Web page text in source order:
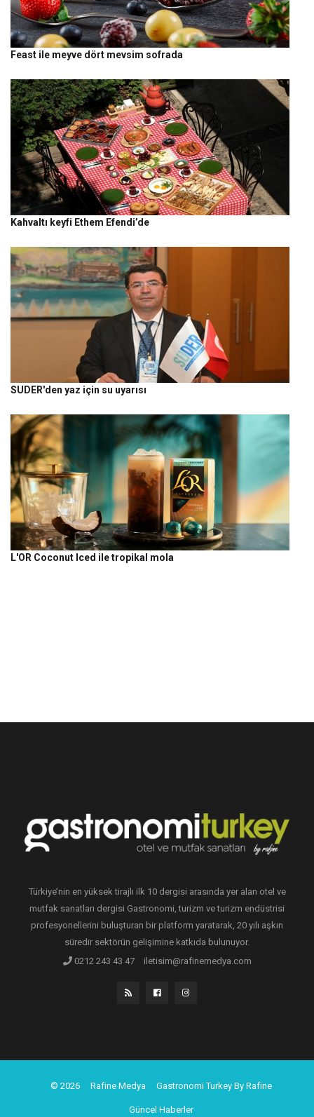
Feast ile meyve dört mevsim sofrada
Kahvaltı keyfi Ethem Efendi’de
SUDER'den yaz için su uyarısı
L'OR Coconut Iced ile tropikal mola
Türkiye’nin en yüksek tirajlı ilk 10 dergisi arasında yer alan otel ve
mutfak sanatları dergisi Gastronomi, turizm ve turizm endüstrisi
profesyonellerini buluşturan bir platform yaratarak, 20 yılı aşkın
süredir sektörün gelişimine katkıda bulunuyor.
0212 243 43 47
iletisim@rafinemedya.com
© 2026 Rafine Medya Gastronomi Turkey By Rafine
Güncel Haberler